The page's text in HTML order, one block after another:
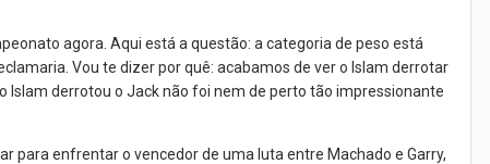
agora. Aqui está a questão: a categoria de peso está
Vou te dizer por quê: acabamos de ver o Islam derrotar
Islam derrotou o Jack não foi nem de perto tão impressionante
para enfrentar o vencedor de uma luta entre Machado e Garry,